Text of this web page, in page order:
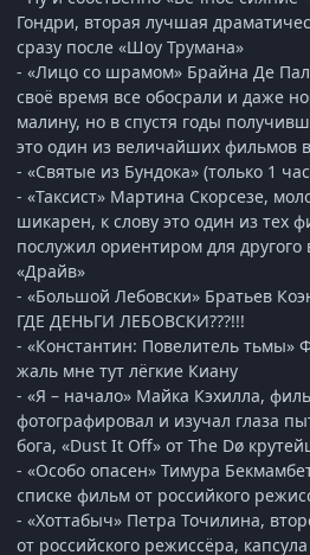
Гондри, вторая лучшая
сразу после «Шоу Трумана»
- «Лицо со шрамом» Брайна Де
своё время все обосрали и даже
малину, но в спустя годы
это один из величайших фильмов
- «Святые из Бундока» (только 1
- «Таксист» Мартина Скорсезе,
шикарен, к слову это один из тех
послужил ориентиром для
«Драйв»
- «Большой Лебовски» Братьев
ГДЕ ДЕНЬГИ ЛЕБОВСКИ???!!!
- «Константин: Повелитель тьмы»
жаль мне тут лёгкие Киану
- «Я – начало» Майка Кэхилла,
фотографировал и изучал глаза
бога, «Dust It Off» от The Dø
- «Особо опасен» Тимура
списке фильм от российкого
- «Хоттабыч» Петра Точилина,
от российского режиссёра,